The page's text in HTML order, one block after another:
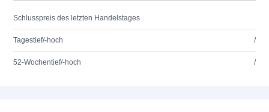
Schlusspreis des letzten Handelstages
Tagestief/-hoch /
52-Wochentief/-hoch /